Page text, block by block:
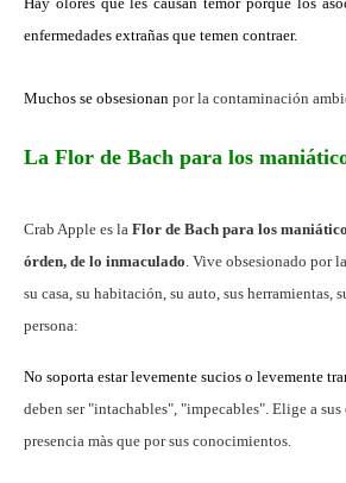
enfermedades extrañas que temen contraer.
Muchos se obsesionan por la contaminación
La Flor de Bach para los
Crab Apple es la Flor de Bach para los
órden, de lo inmaculado. Vive obsesionado por
su casa, su habitación, su auto, sus herramientas,
persona:
No soporta estar levemente sucios o levemente
deben ser "intachables", "impecables". Elige a sus
presencia màs que por sus conocimientos.